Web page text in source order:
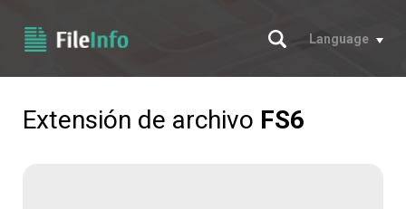
Buscar
Language
Extensión de archivo FS6